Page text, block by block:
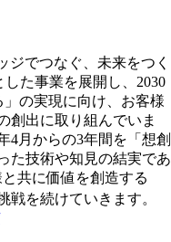
ジでつなぐ、未来をつく
た事業を展開し、2030
の実現に向け、お客様
創出に取り組んでいま
4月からの3年間を「想創
た技術や知見の結実であ
共に価値を創造する
戦を続けていきます。